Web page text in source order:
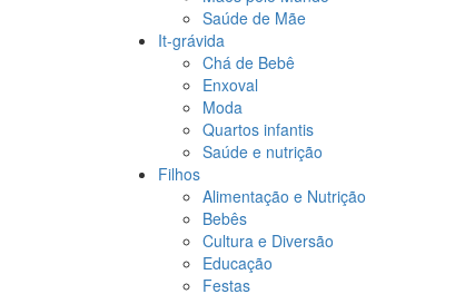
Saúde de Mãe
It-grávida
Chá de Bebê
Enxoval
Moda
Quartos infantis
Saúde e nutrição
Filhos
Alimentação e Nutrição
Bebês
Cultura e Diversão
Educação
Festas